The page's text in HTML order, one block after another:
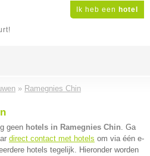
Ik heb een hotel
» Ramegnies Chin
geen hotels in Ramegnies Chin. Ga
direct contact met hotels om via één e-
hotels tegelijk. Hieronder worden